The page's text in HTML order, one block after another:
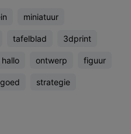
miniatuur
tafelblad 3dprint
ontwerp figuur
strategie